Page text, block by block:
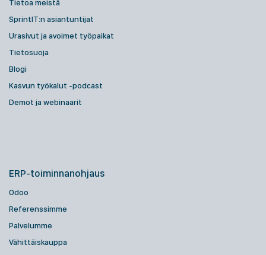
Tietoa meistä
SprintIT:n asiantuntijat
Urasivut ja avoimet työpaikat
Tietosuoja
Blogi
Kasvun työkalut -podcast
Demot ja webinaarit
ERP-toiminnanohjaus
Odoo
Referenssimme
Palvelumme
Vähittäiskauppa